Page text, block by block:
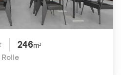
246m²
Rolle